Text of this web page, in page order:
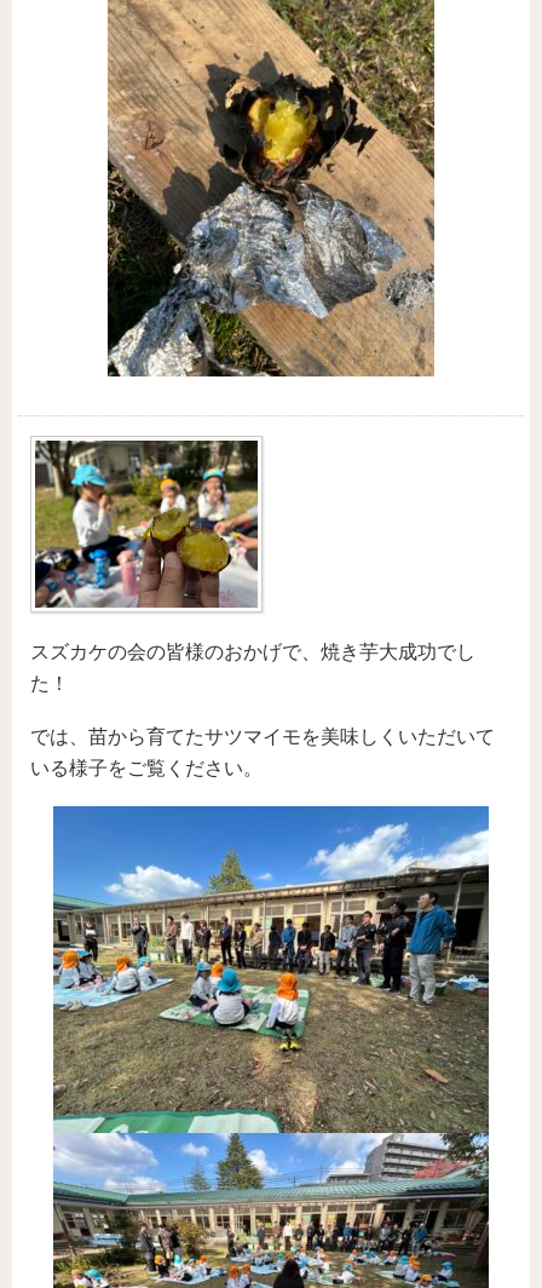
スズカケの会の皆様のおかげで、焼き芋大成功でし
た！
では、苗から育てたサツマイモを美味しくいただいて
いる様子をご覧ください。